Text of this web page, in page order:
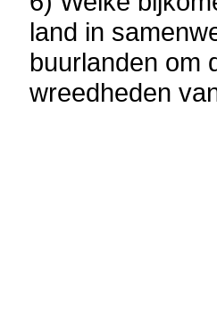
land in
buurlanden om
wreedheden